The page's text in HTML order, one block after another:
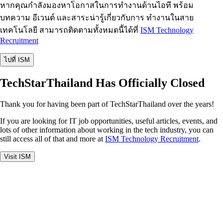
หากคุณกำลังมองหาโอกาสในการทำงานด้านไอที พร้อม
บทความ อีเวนต์ และสาระน่ารู้เกี่ยวกับการ ทำงานในสาย
เทคโนโลยี สามารถติดตามทั้งหมดนี้ได้ที่ ISM Technology
Recruitment
ไปที่ ISM
TechStarThailand Has Officially Closed
Thank you for having been part of TechStarThailand over the years!
If you are looking for IT job opportunities, useful articles, events, and
lots of other information about working in the tech industry, you can
still access all of that and more at ISM Technology Recruitment.
Visit ISM